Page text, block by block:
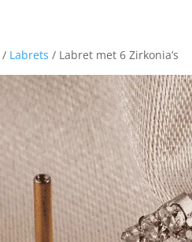
/ Labrets / Labret met 6 Zirkonia’s